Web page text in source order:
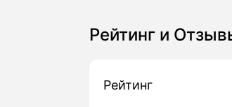
Рейтинг
Рейтинг и